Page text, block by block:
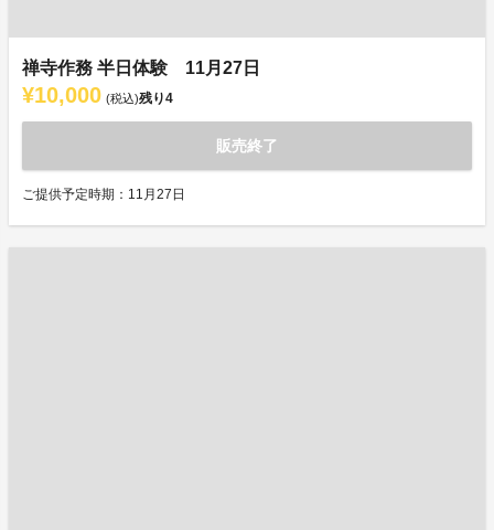
禅寺作務 半日体験 11月27日
¥10,000 (税込)残り4
販売終了
ご提供予定時期：11月27日